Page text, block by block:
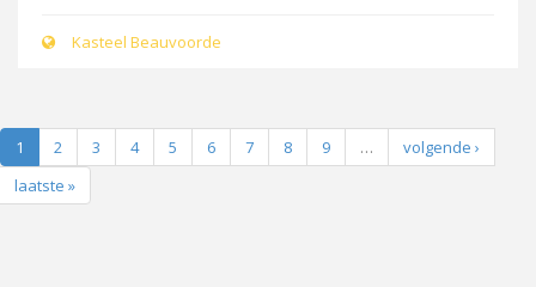
Kasteel Beauvoorde
1 2 3 4 5 6 7 8 9 …
volgende ›
laatste »